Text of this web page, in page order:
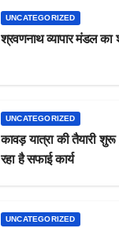
UNCATEGORIZED
श्रवणनाथ व्यापार मंडल का
UNCATEGORIZED
कावड़ यात्रा की तैयारी
रहा है सफाई कार्य
UNCATEGORIZED